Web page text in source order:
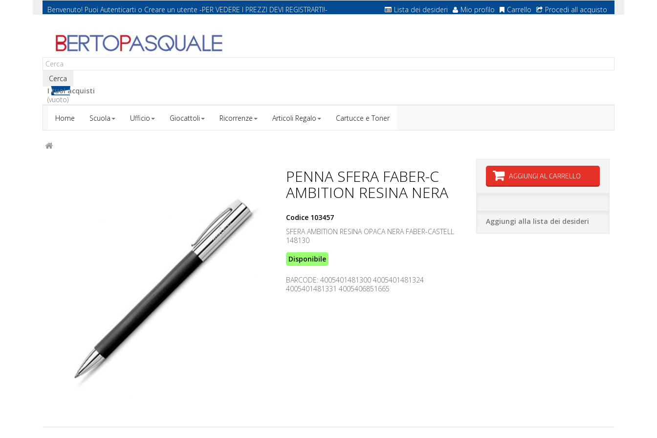
Benvenuto! Puoi Autenticarti o Creare un utente -PER VEDERE I PREZZI DEVI REGISTRARTI!- Lista dei desideri Mio profilo Carrello Procedi all acquisto
Cerca
I tuoi acquisti
(vuoto)
Home
Scuola Ufficio Giocattoli Ricorrenze Articoli Regalo Cartucce e Toner
PENNA SFERA FABER-C
AMBITION RESINA NERA
Codice 103457
SFERA AMBITION RESINA OPACA NERA FABER-CASTELL
148130
Disponibile
BARCODE: 4005401481300 4005401481324
4005401481331 4005406851665
AGGIUNGI AL CARRELLO
Aggiungi alla lista dei desideri